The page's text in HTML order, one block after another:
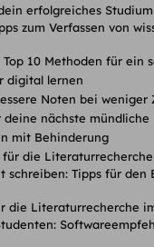
erfolgreiches Studium
zum Verfassen von
Top 10 Methoden für ein
digital lernen
Noten bei
deine nächste mündliche
mit Behinderung
für die
schreiben: Tipps für den
die Literaturrecherche